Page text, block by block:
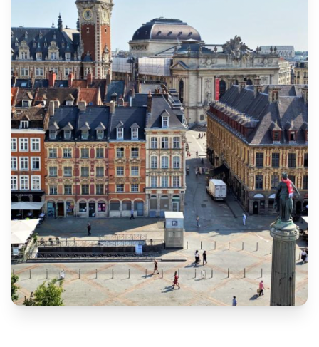
Motorisation de rideau métallique
àWambrechies
Lemoteur est l'élément central d'unrideau métallique
motorisé. Lorsqu'il tombe en panne, votre rideau peutse
bloquer totalementoufonctionner par à-coups, ce qui peut
mettre en péril la sécurité de votre commerce.
Pannes les plus fréquentes :
•Moteur 230 V ou 400 Vqui chauffe ou ne répond plus
Bruits inhabituelslors de la montée ou de la descente
•Boîtier de commande défectueuxou voyants d'erreur
•Télécommande ou récepteur radioqui ne réagit plus
•Axe désaxéoufins de course déréglés